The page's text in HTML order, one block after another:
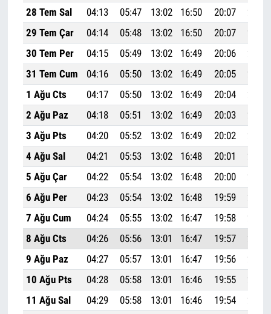
28 Tem Sal
04:13 05:47 13:02 16:50 20:07
29 Tem Çar
04:14 05:48 13:02 16:50 20:07
30 Tem Per
04:15 05:49 13:02 16:49 20:06
31 Tem Cum
04:16 05:50 13:02 16:49 20:05
1 Ağu Cts
04:17 05:50 13:02 16:49 20:04
2 Ağu Paz
04:18 05:51 13:02 16:49 20:03
3 Ağu Pts
04:20 05:52 13:02 16:49 20:02
4 Ağu Sal
04:21 05:53 13:02 16:48 20:01
5 Ağu Çar
04:22 05:54 13:02 16:48 20:00
6 Ağu Per
04:23 05:54 13:02 16:48 19:59
7 Ağu Cum
04:24 05:55 13:02 16:47 19:58
8 Ağu Cts
04:26 05:56 13:01 16:47 19:57
9 Ağu Paz
04:27 05:57 13:01 16:47 19:56
10 Ağu Pts
04:28 05:58 13:01 16:46 19:55
11 Ağu Sal
04:29 05:58 13:01 16:46 19:54